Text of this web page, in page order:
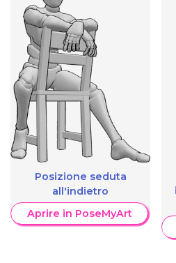
Posizione seduta
all'indietro
Aprire in PoseMyArt